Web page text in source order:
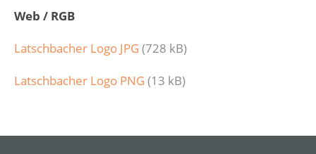
Web / RGB
Latschbacher Logo JPG (728 kB)
Latschbacher Logo PNG (13 kB)